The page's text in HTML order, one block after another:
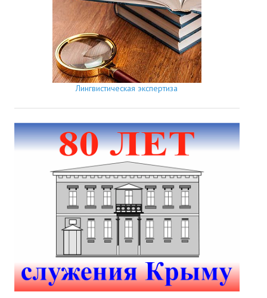
Лингвистическая экспертиза